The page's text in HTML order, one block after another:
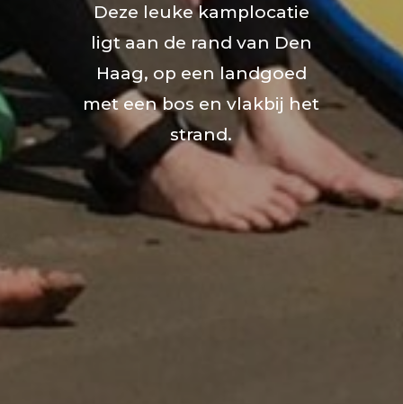
Deze leuke kamplocatie
ligt aan de rand van Den
Haag, op een landgoed
met een bos en vlakbij het
strand.